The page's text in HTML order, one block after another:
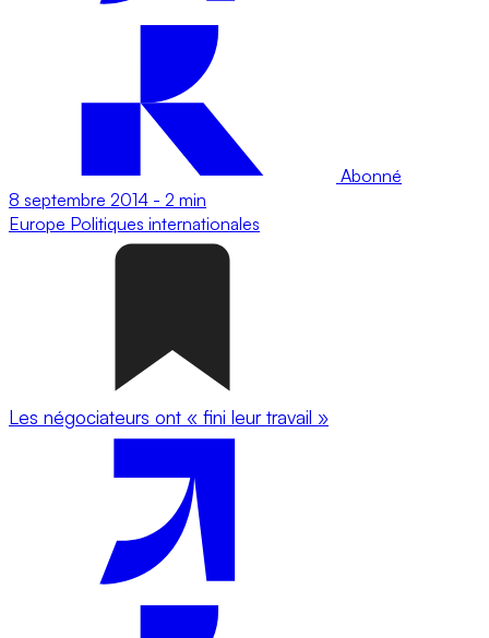
Abonné
8 septembre 2014 - 2 min
Europe Politiques internationales
Les négociateurs ont « fini leur travail »